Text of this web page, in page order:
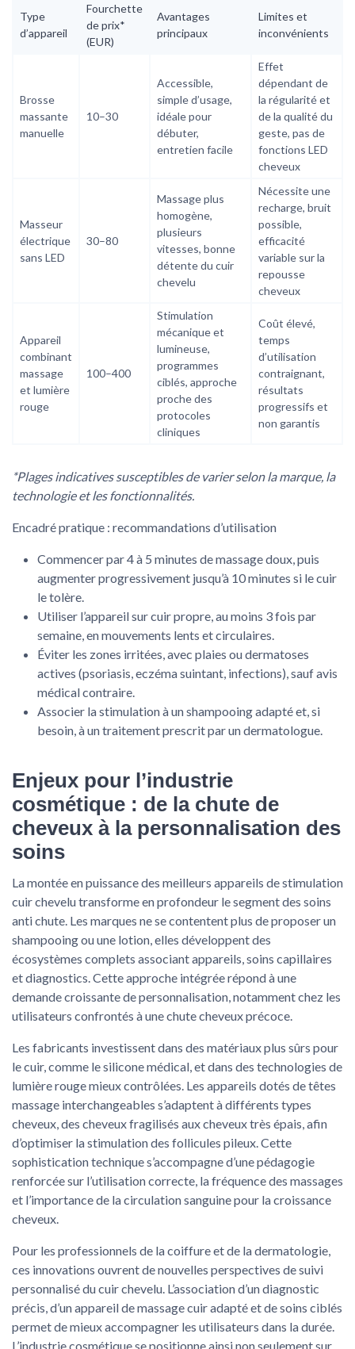
Type
d’appareil
Fourchette
de prix*
(EUR)
Avantages
principaux
Limites et
inconvénients
Brosse
massante
manuelle
10–30
Accessible,
simple d’usage,
idéale pour
débuter,
entretien facile
Effet
dépendant de
la régularité et
de la qualité du
geste, pas de
fonctions LED
cheveux
Masseur
électrique
sans LED
30–80
Massage plus
homogène,
plusieurs
vitesses, bonne
détente du cuir
chevelu
Nécessite une
recharge, bruit
possible,
efficacité
variable sur la
repousse
cheveux
Appareil
combinant
massage
et lumière
rouge
100–400
Stimulation
mécanique et
lumineuse,
programmes
ciblés, approche
proche des
protocoles
cliniques
Coût élevé,
temps
d’utilisation
contraignant,
résultats
progressifs et
non garantis
*Plages indicatives susceptibles de varier selon la marque, la
technologie et les fonctionnalités.
Encadré pratique : recommandations d’utilisation
Commencer par 4 à 5 minutes de massage doux, puis
augmenter progressivement jusqu’à 10 minutes si le cuir
le tolère.
Utiliser l’appareil sur cuir propre, au moins 3 fois par
semaine, en mouvements lents et circulaires.
Éviter les zones irritées, avec plaies ou dermatoses
actives (psoriasis, eczéma suintant, infections), sauf avis
médical contraire.
Associer la stimulation à un shampooing adapté et, si
besoin, à un traitement prescrit par un dermatologue.
Enjeux pour l’industrie
cosmétique : de la chute de
cheveux à la personnalisation des
soins
La montée en puissance des meilleurs appareils de stimulation
cuir chevelu transforme en profondeur le segment des soins
anti chute. Les marques ne se contentent plus de proposer un
shampooing ou une lotion, elles développent des
écosystèmes complets associant appareils, soins capillaires
et diagnostics. Cette approche intégrée répond à une
demande croissante de personnalisation, notamment chez les
utilisateurs confrontés à une chute cheveux précoce.
Les fabricants investissent dans des matériaux plus sûrs pour
le cuir, comme le silicone médical, et dans des technologies de
lumière rouge mieux contrôlées. Les appareils dotés de têtes
massage interchangeables s’adaptent à différents types
cheveux, des cheveux fragilisés aux cheveux très épais, afin
d’optimiser la stimulation des follicules pileux. Cette
sophistication technique s’accompagne d’une pédagogie
renforcée sur l’utilisation correcte, la fréquence des massages
et l’importance de la circulation sanguine pour la croissance
cheveux.
Pour les professionnels de la coiffure et de la dermatologie,
ces innovations ouvrent de nouvelles perspectives de suivi
personnalisé du cuir chevelu. L’association d’un diagnostic
précis, d’un appareil de massage cuir adapté et de soins ciblés
permet de mieux accompagner les utilisateurs dans la durée.
L’industrie cosmétique se positionne ainsi non seulement sur